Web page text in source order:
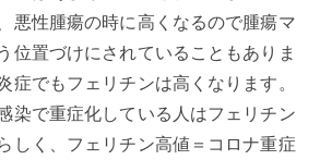
悪性腫瘍の時に高くなるので腫瘍マ
位置づけにされていることもありま
症でもフェリチンは高くなります。
染で重症化している人はフェリチン
しく、フェリチン高値＝コロナ重症